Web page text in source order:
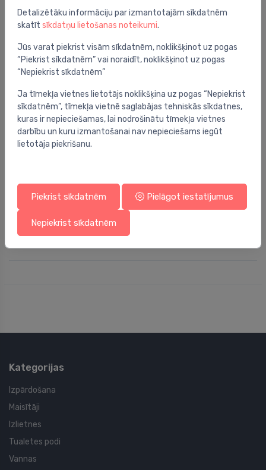
218.49 €
TA-Slider 160 vārsta pievads, 24 VAC/VDC, 1m
132.42 €
Kategorijas
Izpārdošana
Maisītāji
Izlietnes
Tualetes podi
Vannas
Detalizētāku informāciju par izmantotajām sīkdatnēm
skatīt sīkdatņu lietošanas noteikumi.
Jūs varat piekrist visām sīkdatnēm, noklikšķinot uz pogas
“Piekrist sīkdatnēm” vai noraidīt, noklikšķinot uz pogas
“Nepiekrist sīkdatnēm”
Ja tīmekļa vietnes lietotājs noklikšķina uz pogas “Nepiekrist
sīkdatnēm”, tīmekļa vietnē saglabājas tehniskās sīkdatnes,
kuras ir nepieciešamas, lai nodrošinātu tīmekļa vietnes
darbību un kuru izmantošanai nav nepieciešams iegūt
lietotāja piekrišanu.
Piekrist sīkdatnēm Pielāgot iestatījumus
Nepiekrist sīkdatnēm